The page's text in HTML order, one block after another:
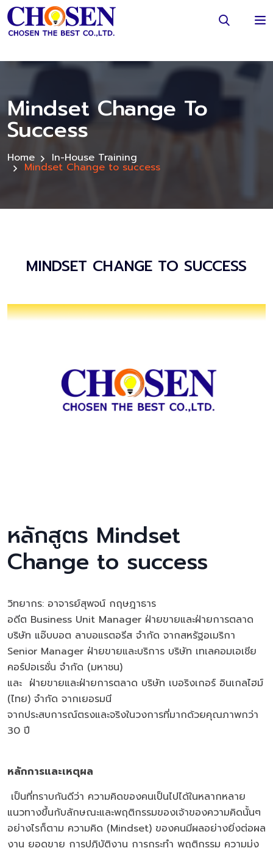
Mindset Change To
Success
Home In-House Training
Mindset Change to success
MINDSET CHANGE TO SUCCESS
หลักสูตร Mindset
Change to success
วิทยากร: อาจารย์สุพจน์ กฤษฎาธาร
อดีต Business Unit Manager ฝ่ายขายและฝ่ายการตลาด
บริษัท แอ๊บบอต ลาบอแรตอรีส จำกัด จากสหรัฐอเมริกา
Senior Manager ฝ่ายขายและบริการ บริษัท เทเลคอมเอเชีย
คอร์ปอเรชั่น จำกัด (มหาชน)
และ ฝ่ายขายและฝ่ายการตลาด บริษัท เบอริงเกอร์ อินเกลไฮม์
(ไทย) จำกัด จากเยอรมนี
จากประสบการณ์ตรงและจริงในวงการที่มากด้วยคุณภาพกว่า
30 ปี
หลักการและเหตุผล
เป็นที่ทราบกันดีว่า ความคิดของคนเป็นไปได้ในหลากหลาย
แนวทางขึ้นกับลักษณะและพฤติกรรมของเจ้าของความคิดนั้นๆ
อย่างไรก็ตาม ความคิด (Mindset) ของคนมีผลอย่างยิ่งต่อผล
งาน ยอดขาย การปฏิบัติงาน การกระทำ พฤติกรรม ความมุ่ง